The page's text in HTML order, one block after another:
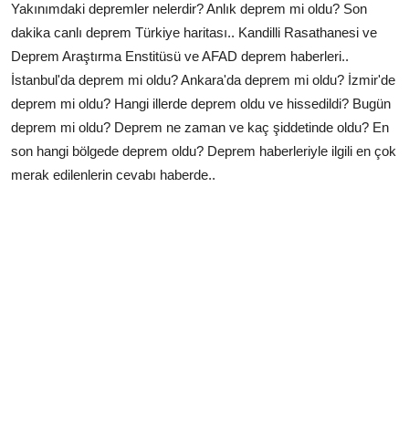
Yakınımdaki depremler nelerdir? Anlık deprem mi oldu? Son
dakika canlı deprem Türkiye haritası.. Kandilli Rasathanesi ve
Deprem Araştırma Enstitüsü ve AFAD deprem haberleri..
İstanbul'da deprem mi oldu? Ankara'da deprem mi oldu? İzmir'de
deprem mi oldu? Hangi illerde deprem oldu ve hissedildi? Bugün
deprem mi oldu? Deprem ne zaman ve kaç şiddetinde oldu? En
son hangi bölgede deprem oldu? Deprem haberleriyle ilgili en çok
merak edilenlerin cevabı haberde..